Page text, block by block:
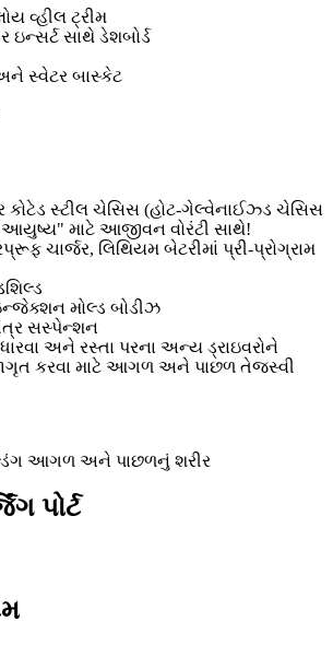
વ્હીલ ટ્રીમ
ઇન્સર્ટ સાથે ડેશબોર્ડ
સ્વેટર બાસ્કેટ
કોટેડ સ્ટીલ ચેસિસ (હોટ-ગેલ્વેનાઈઝ્ડ ચેસિસ
આયુષ્ય" માટે આજીવન વોરંટી સાથે!
ચાર્જર, લિથિયમ બેટરીમાં પ્રી-પ્રોગ્રામ
મોલ્ડ બોડીઝ
સસ્પેન્શન
અને રસ્તા પરના અન્ય ડ્રાઇવરોને
કરવા માટે આગળ અને પાછળ તેજસ્વી
આગળ અને પાછળનું શરીર
પોર્ટ